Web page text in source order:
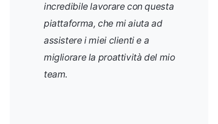
incredibile lavorare con questa
piattaforma, che mi aiuta ad
assistere i miei clienti e a
migliorare la proattività del mio
team.